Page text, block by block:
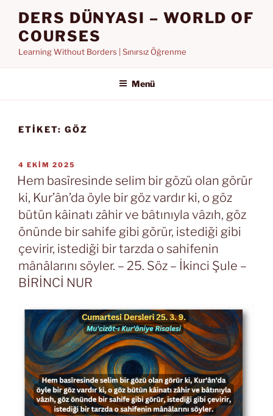
DERS DÜNYASI – WORLD OF
COURSES
Learning Without Borders | Sınırsız Öğrenme
Menü
ETIKET: GÖZ
YAYIM
TARIHI
4 EKIM 2025
Hem basîresinde selim bir gözü olan görür
ki, Kur’ân’da öyle bir göz vardır ki, o göz
bütün kâinatı zâhir ve bâtınıyla vâzıh, göz
önünde bir sahife gibi görür, istediği gibi
çevirir, istediği bir tarzda o sahifenin
mânâlarını söyler. – 25. Söz – İkinci Şule –
BİRİNCİ NUR